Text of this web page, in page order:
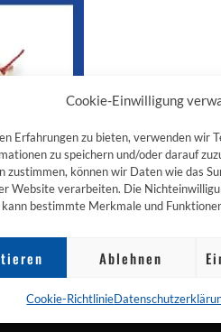
Cookie-Einwilligung
Erfahrungen zu bieten, verwenden wir
zu speichern und/oder darauf
zustimmen, können wir Daten wie das
Website verarbeiten. Die
bestimmte Merkmale und
Ablehnen
Cookie-Richtlinie